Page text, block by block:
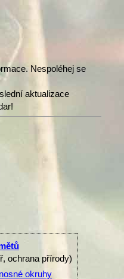
Nespoléhej se
aktualizace
ochrana přírody)
okruhy